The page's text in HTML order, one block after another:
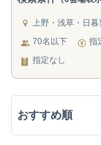
上野・浅草・日暮
70名以下
指
指定なし